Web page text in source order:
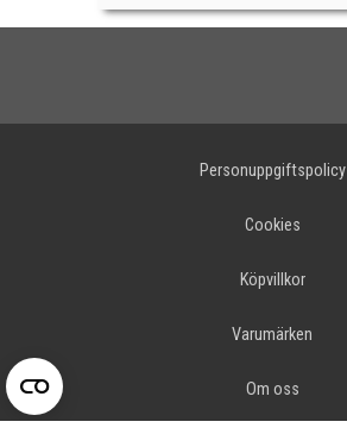
Personuppgiftspolicy
Cookies
Köpvillkor
Varumärken
Om oss